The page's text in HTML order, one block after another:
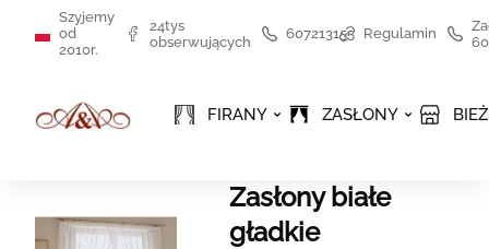
Szyjemy
od
2010r.
24tys
obserwujących
607213155 Regulamin
FIRANY ZASŁONY
Zasłony białe
gładkie